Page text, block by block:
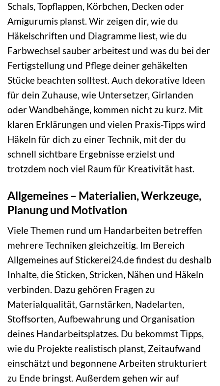
Schals, Topflappen, Körbchen, Decken oder
Amigurumis planst. Wir zeigen dir, wie du
Häkelschriften und Diagramme liest, wie du
Farbwechsel sauber arbeitest und was du bei der
Fertigstellung und Pflege deiner gehäkelten
Stücke beachten solltest. Auch dekorative Ideen
für dein Zuhause, wie Untersetzer, Girlanden
oder Wandbehänge, kommen nicht zu kurz. Mit
klaren Erklärungen und vielen Praxis-Tipps wird
Häkeln für dich zu einer Technik, mit der du
schnell sichtbare Ergebnisse erzielst und
trotzdem noch viel Raum für Kreativität hast.
Allgemeines – Materialien, Werkzeuge,
Planung und Motivation
Viele Themen rund um Handarbeiten betreffen
mehrere Techniken gleichzeitig. Im Bereich
Allgemeines auf Stickerei24.de findest du deshalb
Inhalte, die Sticken, Stricken, Nähen und Häkeln
verbinden. Dazu gehören Fragen zu
Materialqualität, Garnstärken, Nadelarten,
Stoffsorten, Aufbewahrung und Organisation
deines Handarbeitsplatzes. Du bekommst Tipps,
wie du Projekte realistisch planst, Zeitaufwand
einschätzt und begonnene Arbeiten strukturiert
zu Ende bringst. Außerdem gehen wir auf